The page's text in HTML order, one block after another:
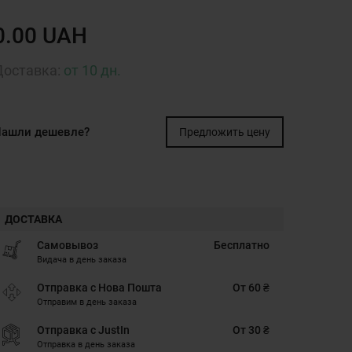
UAH
от 10 дн.
дешевле? Предложить цену
ДОСТАВКА
Самовывоз
Видача в день заказа
Бесплатно
Отправка с Нова Пошта
Отправим в день заказа
От 60 ₴
Отправка с JustIn
Отправка в день заказа
От 30 ₴